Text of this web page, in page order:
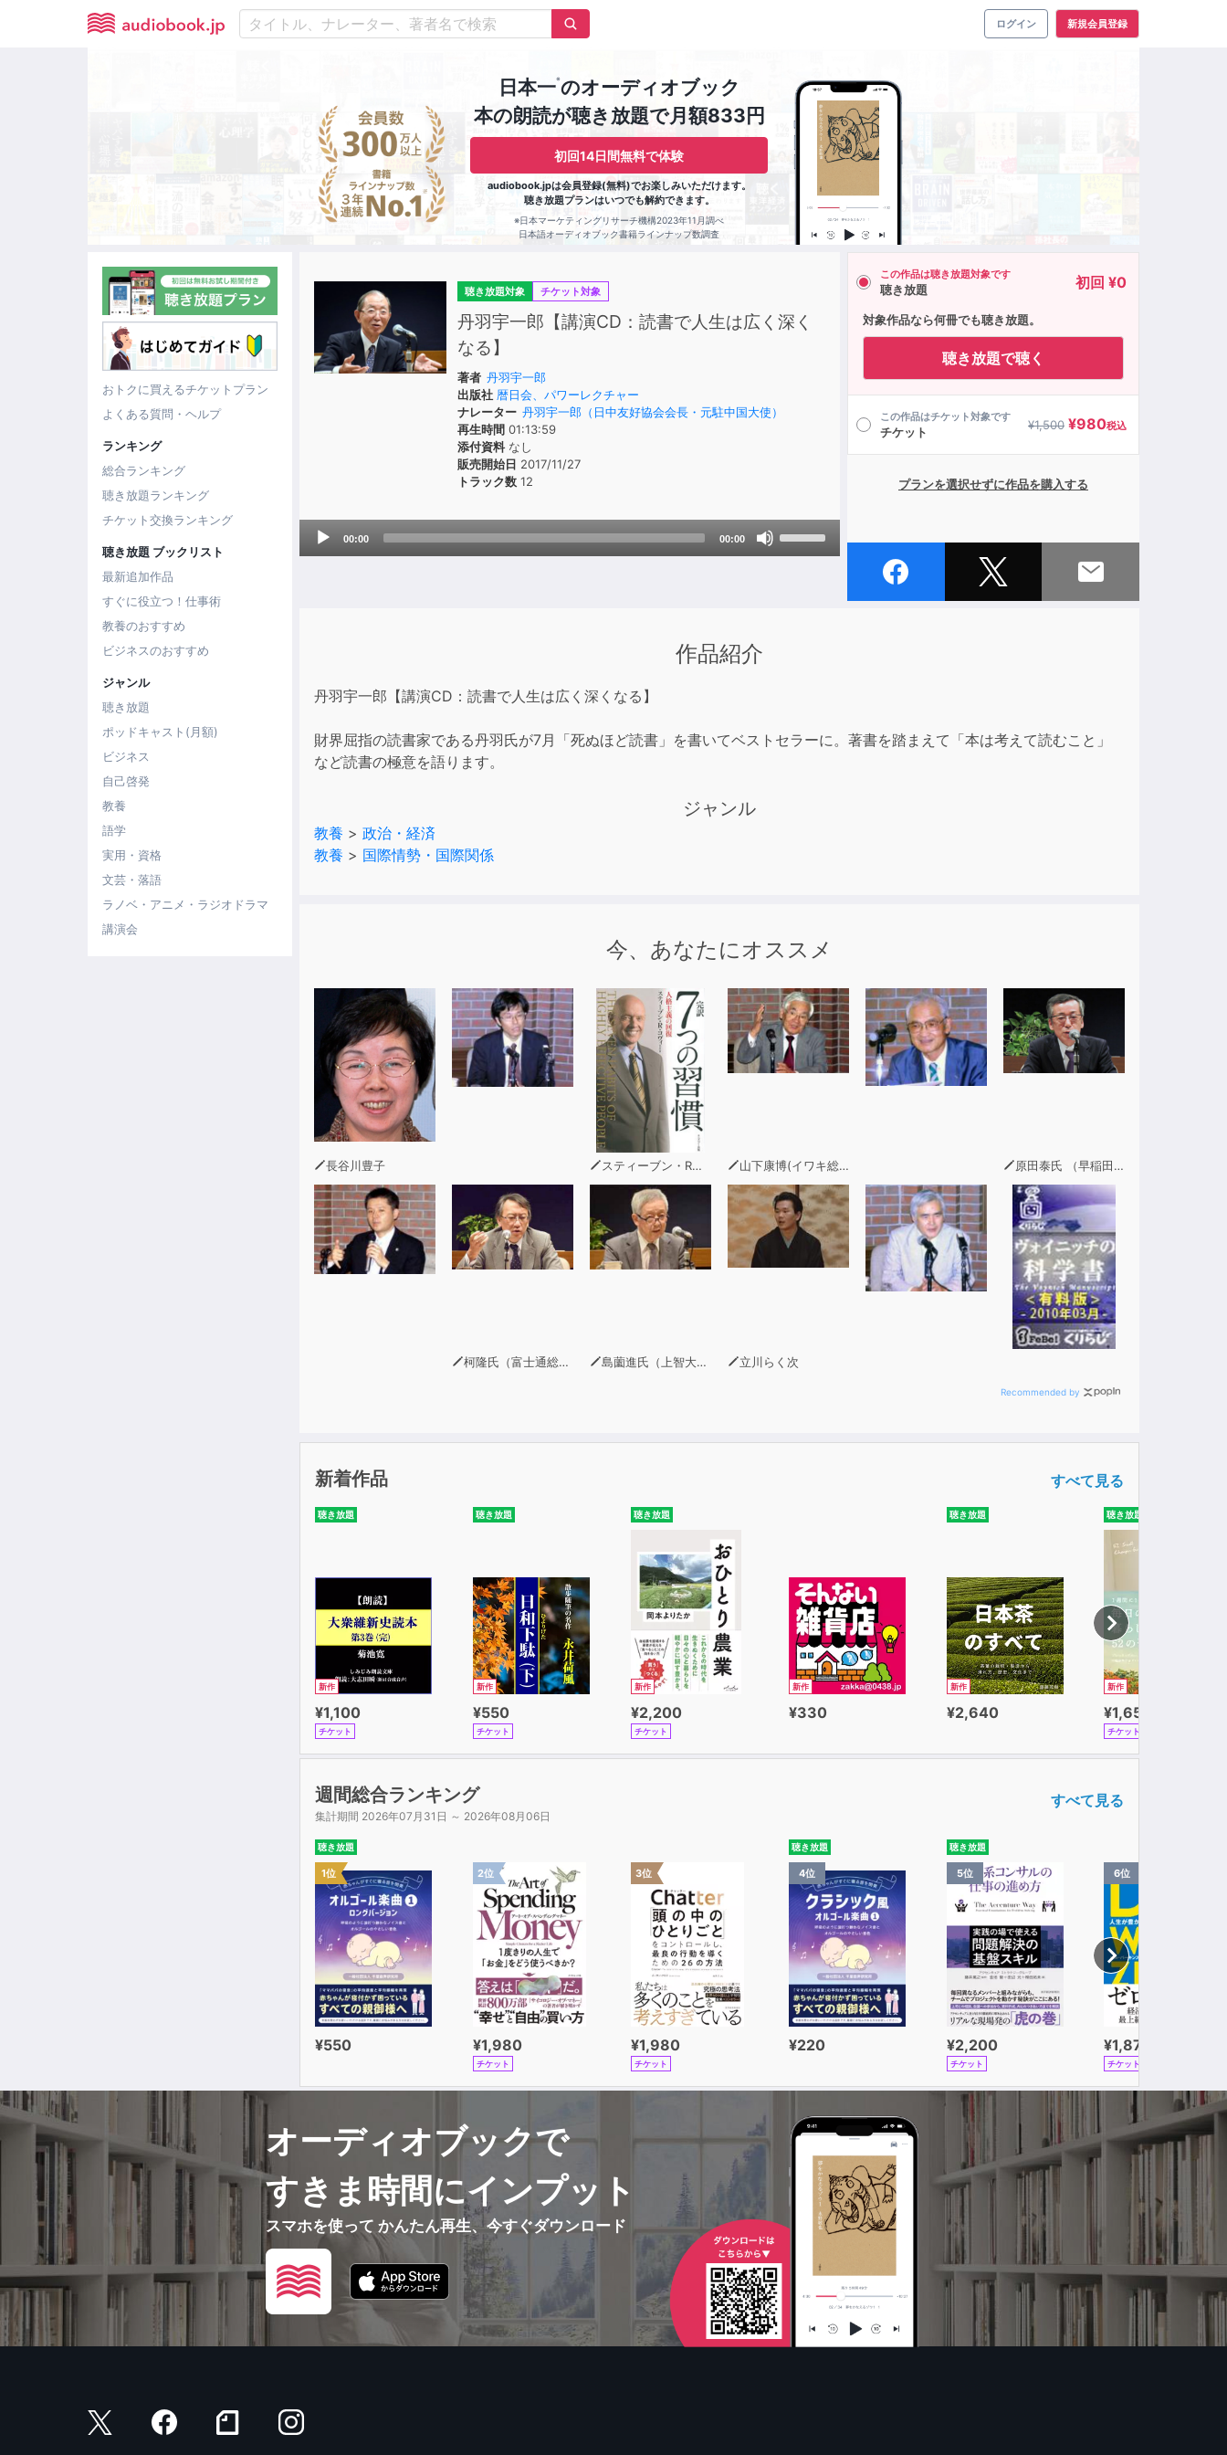
ログイン 新規会員登録
日本一※のオーディオブック
本の朗読が聴き放題で月額833円
初回14日間無料で体験
audiobook.jpは会員登録(無料)でお楽しみいただけます。
聴き放題プランはいつでも解約できます。
※日本マーケティングリサーチ機構2023年11月調べ
日本語オーディオブック書籍ラインナップ数調査
おトクに買えるチケットプラン
よくある質問・ヘルプ
ランキング
総合ランキング
聴き放題ランキング
チケット交換ランキング
聴き放題 ブックリスト
最新追加作品
すぐに役立つ！仕事術
教養のおすすめ
ビジネスのおすすめ
ジャンル
聴き放題
ポッドキャスト(月額)
ビジネス
自己啓発
教養
語学
実用・資格
文芸・落語
ラノベ・アニメ・ラジオドラマ
講演会
聴き放題対象 チケット対象
丹羽宇一郎【講演CD：読書で人生は広く深く
なる】
著者 丹羽宇一郎
出版社 暦日会、パワーレクチャー
ナレーター 丹羽宇一郎（日中友好協会会長・元駐中国大使）
再生時間01:13:59
添付資料なし
販売開始日 2017/11/27
トラック数12
Audio
00:00 00:00
この作品は聴き放題対象です
聴き放題 初回 ¥0
対象作品なら何冊でも聴き放題。
聴き放題で聴く
この作品はチケット対象です
チケット ¥1,500 ¥980税込
プランを選択せずに作品を購入する
作品紹介
丹羽宇一郎【講演CD：読書で人生は広く深くなる】
財界屈指の読書家である丹羽氏が7月「死ぬほど読書」を書いてベストセラーに。著書を踏まえて「本は考えて読むこと」
など読書の極意を語ります。
ジャンル
教養 > 政治・経済
教養 > 国際情勢・国際関係
今、あなたにオススメ
長谷川豊子 スティーブン・R・コヴィー 山下康博(イワキ総研理事) 原田泰氏 （早稲田大学政治経済学部教授）
柯隆氏（富士通総研主席研究員） 島薗進氏（上智大学グリーフケア研究所長） 立川らく次
Recommended by
新着作品 すべて見る
聴き放題
新作
¥1,100
チケット
聴き放題
新作
¥550
チケット
聴き放題
新作
¥2,200
チケット
新作
¥330
聴き放題
新作
¥2,640
聴き放題
新作
¥1,650
チケット
週間総合ランキング
集計期間 2026年07月31日 ～ 2026年08月06日
すべて見る
聴き放題
1位
¥550
2位
¥1,980
チケット
3位
¥1,980
チケット
聴き放題
4位
¥220
聴き放題
5位
¥2,200
チケット
6位
¥1,870
チケット
オーディオブックで
すきま時間にインプット
スマホを使って かんたん再生、今すぐダウンロード